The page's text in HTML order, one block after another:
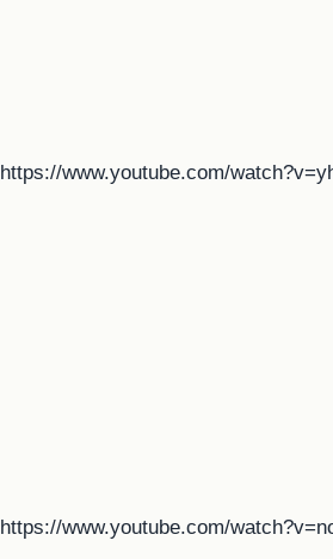
https://www.youtube.com/
https://www.youtube.com/